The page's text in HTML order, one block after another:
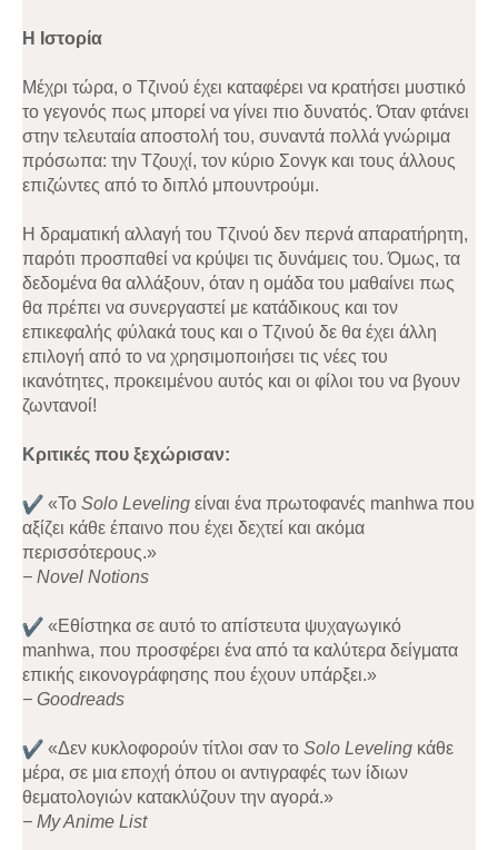
Η Ιστορία
Μέχρι τώρα, ο Τζινού έχει καταφέρει να κρατήσει μυστικό
το γεγονός πως μπορεί να γίνει πιο δυνατός. Όταν φτάνει
στην τελευταία αποστολή του, συναντά πολλά γνώριμα
πρόσωπα: την Τζουχί, τον κύριο Σονγκ και τους άλλους
επιζώντες από το διπλό μπουντρούμι.
Η δραματική αλλαγή του Τζινού δεν περνά απαρατήρητη,
παρότι προσπαθεί να κρύψει τις δυνάμεις του. Όμως, τα
δεδομένα θα αλλάξουν, όταν η ομάδα του μαθαίνει πως
θα πρέπει να συνεργαστεί με κατάδικους και τον
επικεφαλής φύλακά τους και ο Τζινού δε θα έχει άλλη
επιλογή από το να χρησιμοποιήσει τις νέες του
ικανότητες, προκειμένου αυτός και οι φίλοι του να βγουν
ζωντανοί!
Κριτικές που ξεχώρισαν:
«ΤοSolo Leveling είναι ένα πρωτοφανές manhwa που
αξίζει κάθε έπαινο που έχει δεχτεί και ακόµα
περισσότερους.»
− Novel Notions
«Εθίστηκα σε αυτό το απίστευτα ψυχαγωγικό
manhwa, που προσφέρει ένα από τα καλύτερα δείγματα
επικής εικονογράφησης που έχουν υπάρξει.»
− Goodreads
«Δεν κυκλοφορούν τίτλοι σαν τοSolo Leveling κάθε
μέρα, σε μια εποχή όπου οι αντιγραφές των ίδιων
θεματολογιών κατακλύζουν την αγορά.»
− My Anime List